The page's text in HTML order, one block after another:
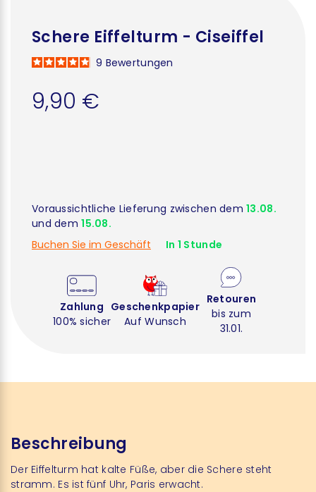
Schere Eiffelturm - Ciseiffel
9 Bewertungen
9,90 €
Voraussichtliche Lieferung zwischen dem13.08.
und dem15.08.
Buchen Sie im Geschäft
In 1 Stunde
Zahlung
100% sicher
Geschenkpapier
Auf Wunsch
Retouren
bis zum
31.01.
Beschreibung
Der Eiffelturm hat kalte Füße, aber die Schere steht
stramm. Es ist fünf Uhr, Paris erwacht.